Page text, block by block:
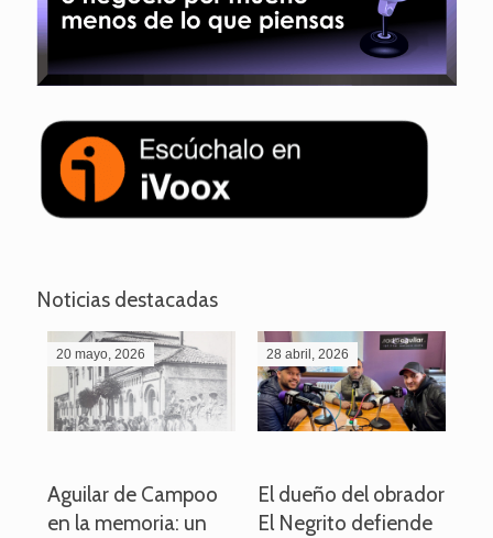
Noticias destacadas
20 mayo, 2026
Aguilar de Campoo
en la memoria: un
28 abril, 2026
El dueño del obrador
El Negrito defiende